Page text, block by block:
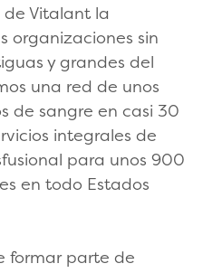
Vitalant la
organizaciones sin
y grandes del
una red de unos
de sangre en casi 30
integrales de
para unos 900
en todo Estados
formar parte de